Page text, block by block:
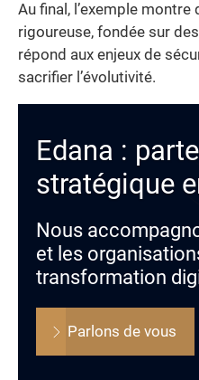
Au final, l’exemple montre
rigoureuse, fondée sur
répond aux enjeux de
sacrifier l’évolutivité.
Edana :
stratégique
Nous
et les
transformation
Parlons de vous